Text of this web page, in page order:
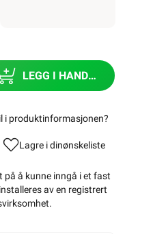
LEGG I HANDLEKURV
i produktinformasjonen?
Lagre i dinønskeliste
på å kunne inngå i et fast
av en registrert
.